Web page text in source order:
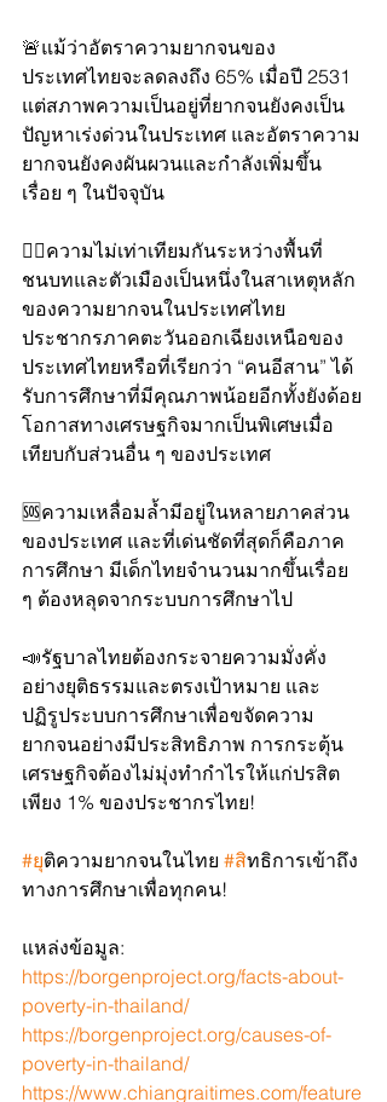
🚨แม้ว่าอัตราความยากจนของ
ประเทศไทยจะลดลงถึง 65% เมื่อปี 2531
แต่สภาพความเป็นอยู่ที่ยากจนยังคงเป็น
ปัญหาเร่งด่วนในประเทศ และอัตราความ
ยากจนยังคงผันผวนและกำลังเพิ่มขึ้น
เรื่อย ๆ ในปัจจุบัน
👉🏼ความไม่เท่าเทียมกันระหว่างพื้นที่
ชนบทและตัวเมืองเป็นหนึ่งในสาเหตุหลัก
ของความยากจนในประเทศไทย
ประชากรภาคตะวันออกเฉียงเหนือของ
ประเทศไทยหรือที่เรียกว่า “คนอีสาน” ได้
รับการศึกษาที่มีคุณภาพน้อยอีกทั้งยังด้อย
โอกาสทางเศรษฐกิจมากเป็นพิเศษเมื่อ
เทียบกับส่วนอื่น ๆ ของประเทศ
🆘ความเหลื่อมล้ำมีอยู่ในหลายภาคส่วน
ของประเทศ และที่เด่นชัดที่สุดก็คือภาค
การศึกษา มีเด็กไทยจำนวนมากขึ้นเรื่อย
ๆ ต้องหลุดจากระบบการศึกษาไป
📣รัฐบาลไทยต้องกระจายความมั่งคั่ง
อย่างยุติธรรมและตรงเป้าหมาย และ
ปฏิรูประบบการศึกษาเพื่อขจัดความ
ยากจนอย่างมีประสิทธิภาพ การกระตุ้น
เศรษฐกิจต้องไม่มุ่งทำกำไรให้แก่ปรสิต
เพียง 1% ของประชากรไทย!
#ยุติความยากจนในไทย #สิทธิการเข้าถึง
ทางการศึกษาเพื่อทุกคน!
แหล่งข้อมูล:
https://borgenproject.org/facts-about-
poverty-in-thailand/
https://borgenproject.org/causes-of-
poverty-in-thailand/
https://www.chiangraitimes.com/feature